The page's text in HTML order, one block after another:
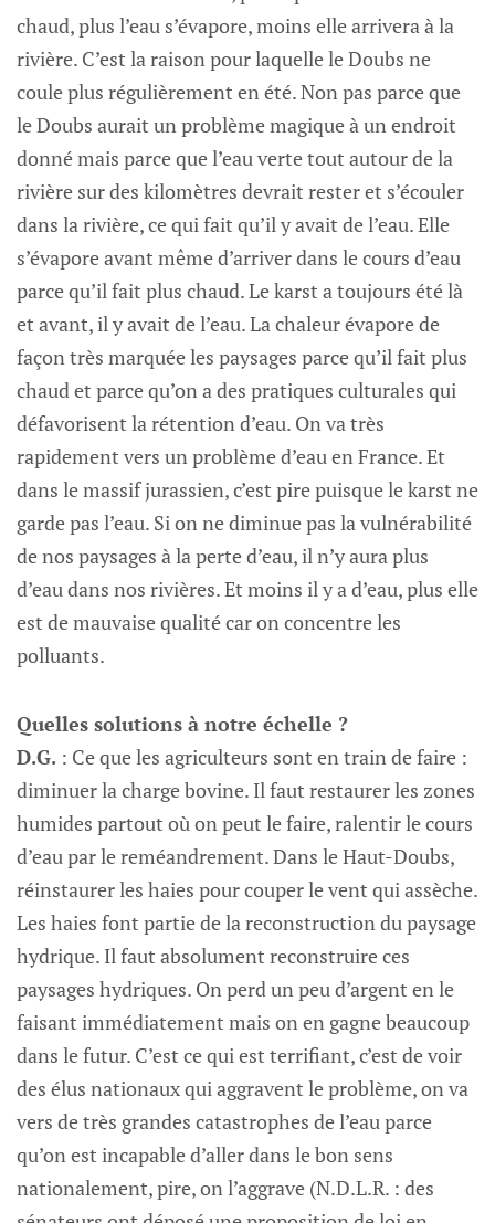
chaud, plus l’eau s’évapore, moins elle arrivera à la
rivière. C’est la raison pour laquelle le Doubs ne
coule plus régulièrement en été. Non pas parce que
le Doubs aurait un problème magique à un endroit
donné mais parce que l’eau verte tout autour de la
rivière sur des kilomètres devrait rester et s’écouler
dans la rivière, ce qui fait qu’il y avait de l’eau. Elle
s’évapore avant même d’arriver dans le cours d’eau
parce qu’il fait plus chaud. Le karst a toujours été là
et avant, il y avait de l’eau. La chaleur évapore de
façon très marquée les paysages parce qu’il fait plus
chaud et parce qu’on a des pratiques culturales qui
défavorisent la rétention d’eau. On va très
rapidement vers un problème d’eau en France. Et
dans le massif jurassien, c’est pire puisque le karst ne
garde pas l’eau. Si on ne diminue pas la vulnérabilité
de nos paysages à la perte d’eau, il n’y aura plus
d’eau dans nos rivières. Et moins il y a d’eau, plus elle
est de mauvaise qualité car on concentre les
polluants.
Quelles solutions à notre échelle ?
D.G. : Ce que les agriculteurs sont en train de faire :
diminuer la charge bovine. Il faut restaurer les zones
humides partout où on peut le faire, ralentir le cours
d’eau par le reméandrement. Dans le Haut-Doubs,
réinstaurer les haies pour couper le vent qui assèche.
Les haies font partie de la reconstruction du paysage
hydrique. Il faut absolument reconstruire ces
paysages hydriques. On perd un peu d’argent en le
faisant immédiatement mais on en gagne beaucoup
dans le futur. C’est ce qui est terrifiant, c’est de voir
des élus nationaux qui aggravent le problème, on va
vers de très grandes catastrophes de l’eau parce
qu’on est incapable d’aller dans le bon sens
nationalement, pire, on l’aggrave (N.D.L.R. : des